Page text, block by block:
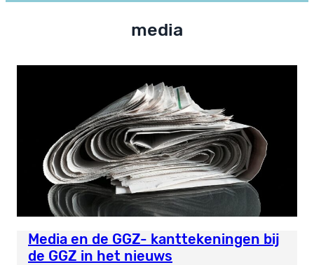
media
Media en de GGZ- kanttekeningen bij
de GGZ in het nieuws